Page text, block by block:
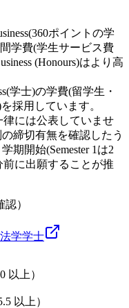
ポイントの学
学費(学生サービス費
(Honours)はより高
学士)の学費(留学生・
採用しています。
には公表していませ
締切有無を確認したう
期開始(Semester 1は2
前に出願することが推
認）
法学学士
以上）
以上）